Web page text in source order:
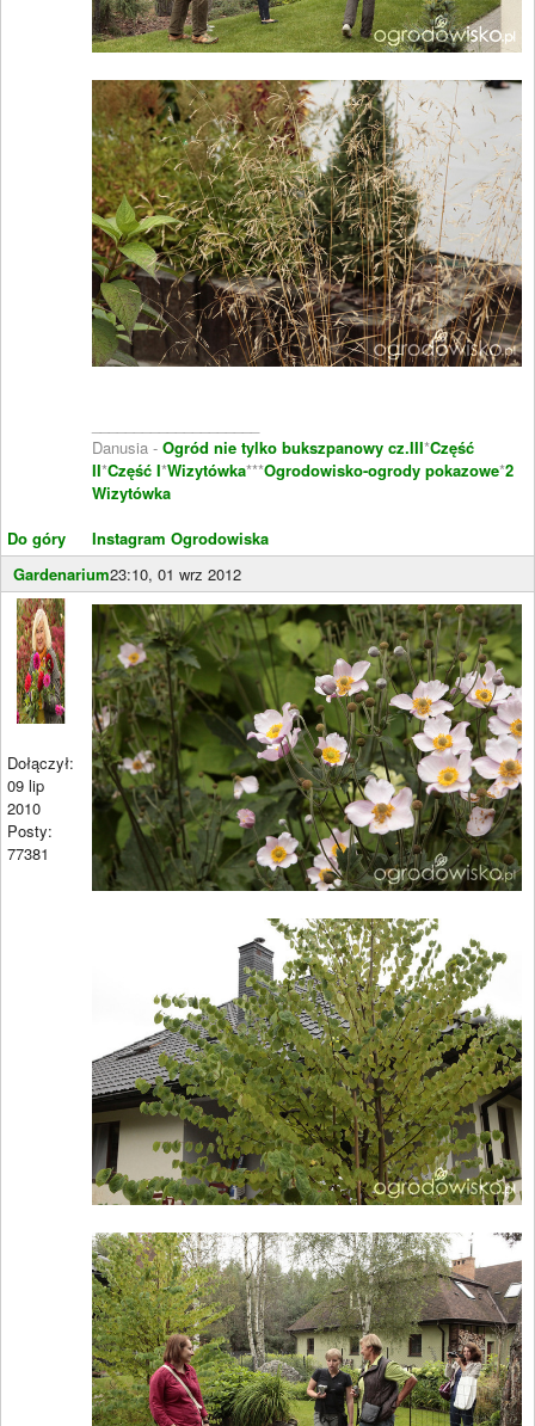
Do góry
Danusia - Ogród nie tylko bukszpanowy cz.III*Część
II*Część I*Wizytówka***Ogrodowisko-ogrody pokazowe*2
Wizytówka
Instagram Ogrodowiska
Gardenarium23:10, 01 wrz 2012
Dołączył:
09 lip
2010
Posty:
77381